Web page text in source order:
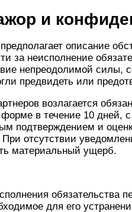
и
описание
за неисполнение
непреодолимой силы,
предвидеть или
возлагается
в течение 10 дней,
подтверждением и
При отсутствии
материальный ущерб.
обязательства
для его